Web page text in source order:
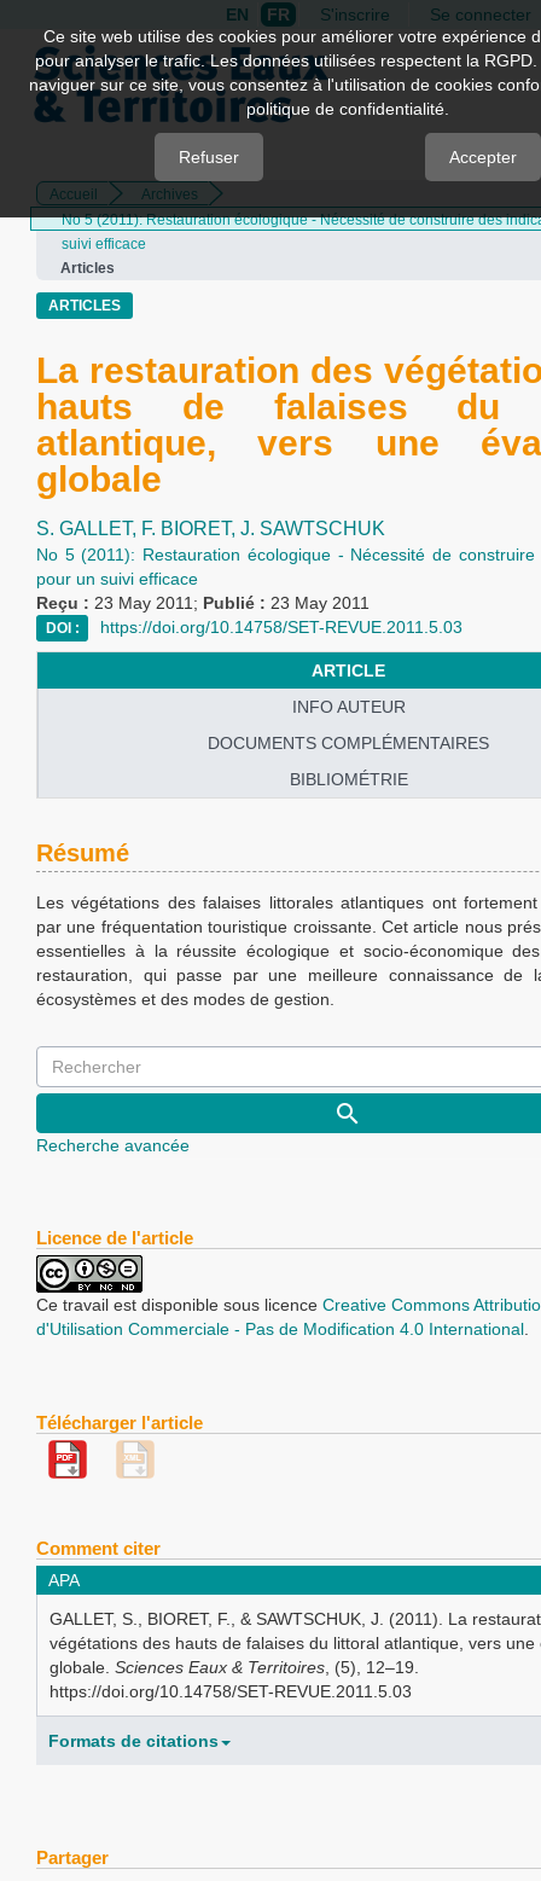
Quick
jump
page
Main
Navigation
Main
Content
Sidebar
EN FR S'inscrire Se connecter
Accueil
Archives
No 5 (2011): Restauration écologique - Nécessité de construire des
suivi efficace
Articles
ARTICLES
La restauration des
hauts de falaises du
atlantique, vers une
globale
S. GALLET, F. BIORET, J. SAWTSCHUK
No 5 (2011): Restauration écologique - Nécessité de construire
pour un suivi efficace
Reçu : 23 May 2011; Publié : 23 May 2011
DOI : https://doi.org/10.14758/SET-REVUE.2011.5.03
ARTICLE
INFO AUTEUR
DOCUMENTS COMPLÉMENTAIRES
BIBLIOMÉTRIE
Résumé
Les végétations des falaises littorales atlantiques ont
par une fréquentation touristique croissante. Cet article nous
essentielles à la réussite écologique et socio-économique
restauration, qui passe par une meilleure connaissance de
écosystèmes et des modes de gestion.
Recherche avancée
Licence de l'article
Ce travail est disponible sous licence Creative Commons
d'Utilisation Commerciale - Pas de Modification 4.0 International.
Télécharger l'article
Comment citer
APA
GALLET, S., BIORET, F., & SAWTSCHUK, J. (2011). La
végétations des hauts de falaises du littoral atlantique, vers une
globale. Sciences Eaux & Territoires, (5), 12–19.
https://doi.org/10.14758/SET-REVUE.2011.5.03
Formats de citations
Partager
Ce site web utilise des cookies pour améliorer votre expérience
pour analyser le trafic. Les données utilisées respectent la
naviguer sur ce site, vous consentez à l'utilisation de cookies
politique de confidentialité.
Refuser Accepter